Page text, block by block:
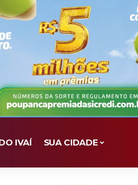
IVAÍ SUA CIDADE